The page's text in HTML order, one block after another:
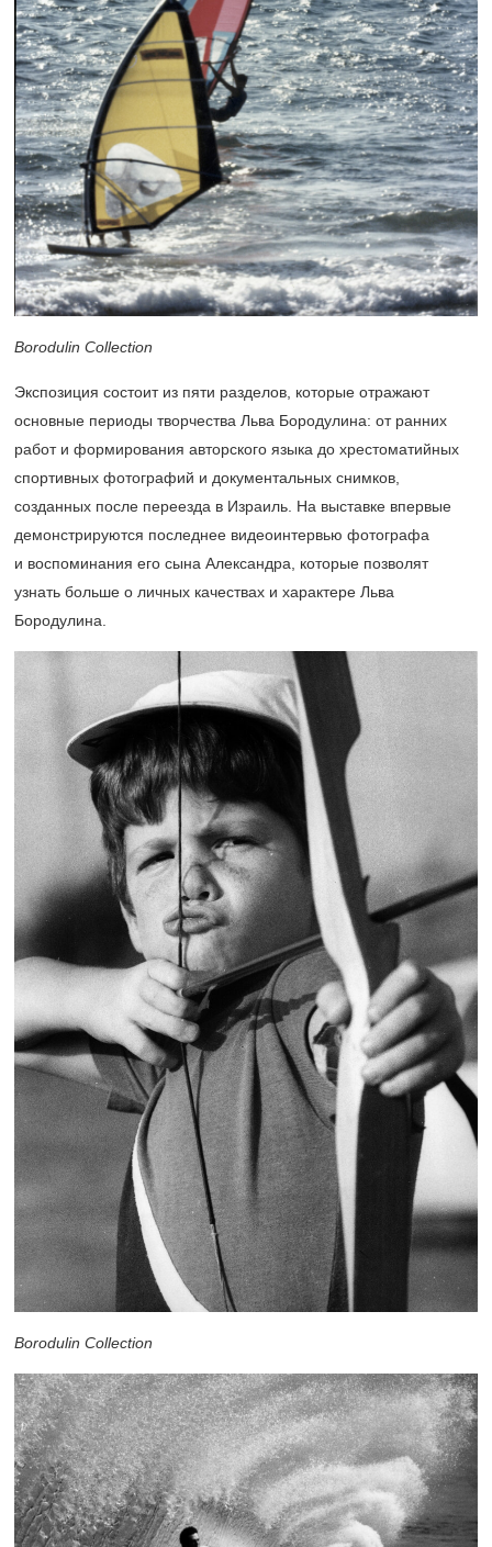
Borodulin Collection
Экспозиция состоит из пяти разделов, которые отражают
основные периоды творчества Льва Бородулина: от ранних
работ и формирования авторского языка до хрестоматийных
спортивных фотографий и документальных снимков,
созданных после переезда в Израиль. На выставке впервые
демонстрируются последнее видеоинтервью фотографа
и воспоминания его сына Александра, которые позволят
узнать больше о личных качествах и характере Льва
Бородулина.
Borodulin Collection